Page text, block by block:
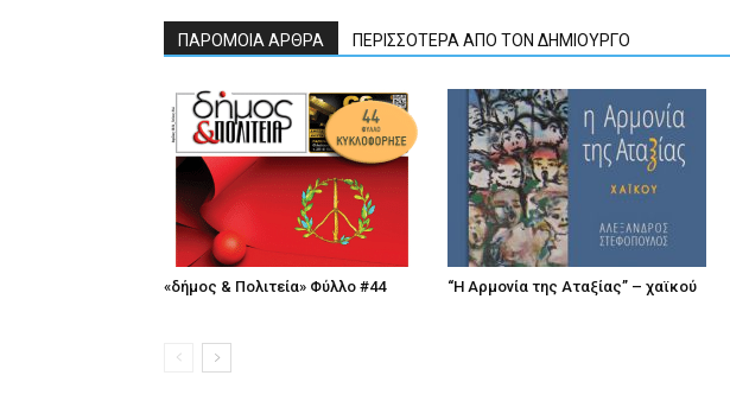
ΠΑΡΟΜΟΙΑ ΑΡΘΡΑ ΠΕΡΙΣΣΟΤΕΡΑ ΑΠΟ ΤΟΝ ΔΗΜΙΟΥΡΓΟ
«δήμος & Πολιτεία» Φύλλο #44 “Η Αρμονία της Αταξίας” – χαϊκού